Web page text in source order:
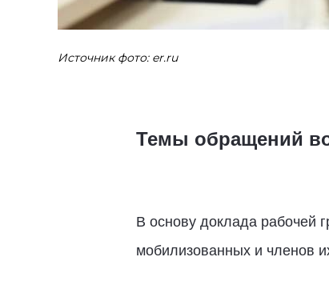
Источник фото: er.ru
Темы обращений
В основу доклада рабочей
мобилизованных и членов